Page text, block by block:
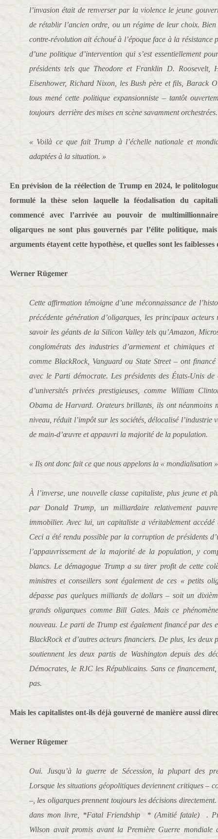
l’invasion était de renverser par la violence le jeune
de rétablir l’ancien ordre, ou un régime de leur choix. Bien
contre-révolution ait échoué à l’époque face à la résistance
d’une politique d’intervention qui s’est essentiellement
présidents tels que Theodore et Franklin D.
Eisenhower, Richard Nixon, les Bush père et fils, Barack
tous mené cette politique expansionniste – tantôt
toujours derrière des mises en scène savamment orchestrées.
« Voilà ce que fait Trump à l’échelle nationale et
adaptées à la situation. »
En prévision de la réélection de Trump en 2024, le
formulé la thèse selon laquelle la féodalisation du
commencé avec l’arrivée au pouvoir de
oligarques ne sont plus gouvernés par l’élite politique,
arguments étayent cette hypothèse, et quelles sont les faiblesses
Werner Rügemer
Cette affirmation témoigne d’une méconnaissance de
précédente génération d’oligarques, les principaux
savoir les géants de la Silicon Valley tels qu’Amazon,
conglomérats des industries d’armement et chimiques
comme BlackRock, Vanguard ou State Street – ont
avec le Parti démocrate. Les présidents des États-Unis de
d’universités privées prestigieuses, comme William
Obama de Harvard. Orateurs brillants, ils ont néanmoins
niveau, réduit l’impôt sur les sociétés, délocalisé l’industrie
de main-d’œuvre et appauvri la majorité de la population.
« Ils ont donc fait ce que nous appelons la « mondialisation
À l’inverse, une nouvelle classe capitaliste, plus jeune et
par Donald Trump, un milliardaire relativement
immobilier. Avec lui, un capitaliste a véritablement
Ceci a été rendu possible par la corruption de présidents
l’appauvrissement de la majorité de la population, y
blancs. Le démagogue Trump a su tirer profit de cette
ministres et conseillers sont également de ces « petits
dépasse pas quelques milliards de dollars – soit un
grands oligarques comme Bill Gates. Mais ce
nouveau. Le parti de Trump est également financé par des
BlackRock et d’autres acteurs financiers. De plus, les deux
soutiennent les deux partis de Washington depuis des
Démocrates, le RJC les Républicains. Sans ce
pas.
Mais les capitalistes ont-ils déjà gouverné de manière aussi
Werner Rügemer
Oui. Jusqu’à la guerre de Sécession, la plupart des
Lorsque les situations géopolitiques deviennent critiques –
–, les oligarques prennent toujours les décisions
dans mon livre, *Fatal Friendship * (Amitié fatale) .
Wilson avait promis avant la Première Guerre mondiale